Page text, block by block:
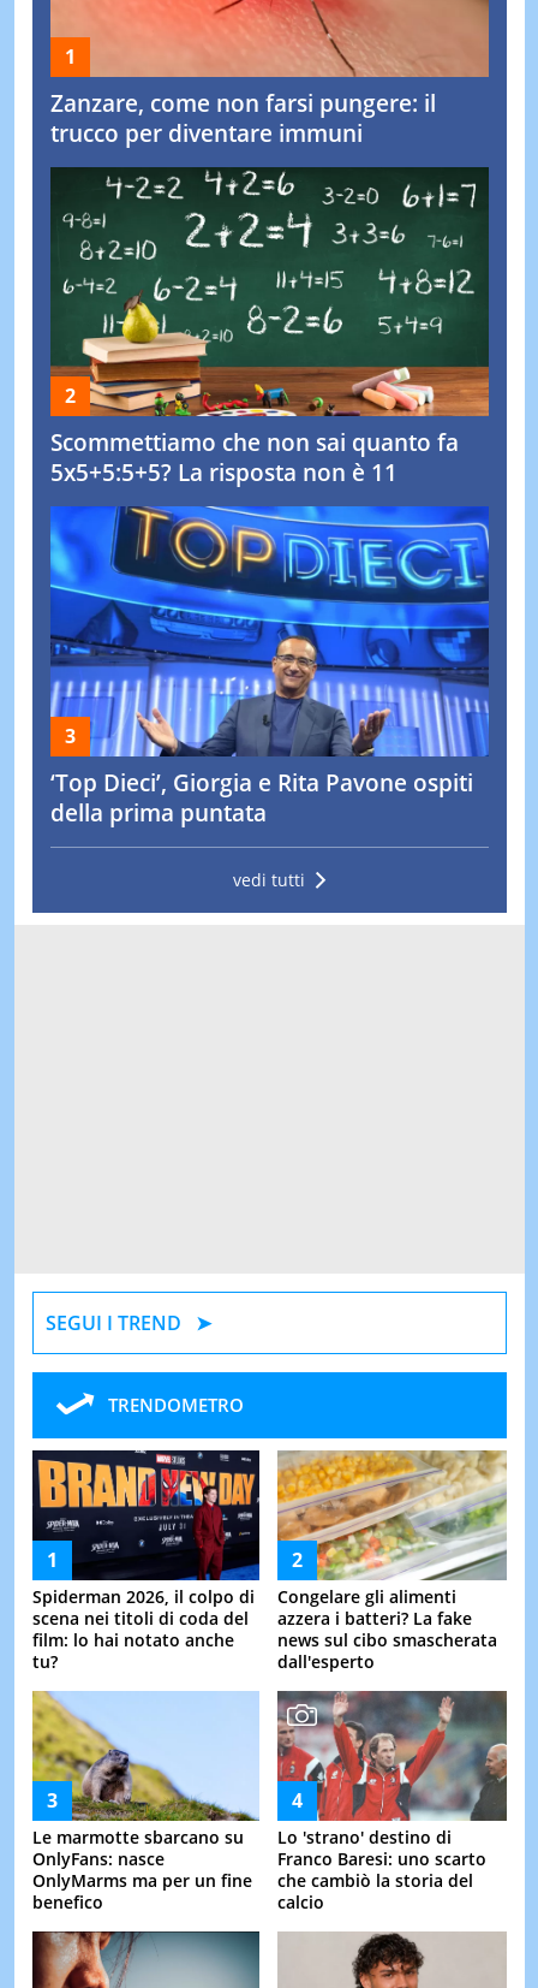
Zanzare, come non farsi pungere: il
trucco per diventare immuni
Scommettiamo che non sai quanto fa
5x5+5:5+5? La risposta non è 11
‘Top Dieci’, Giorgia e Rita Pavone ospiti
della prima puntata
vedi tutti
SEGUI I TREND
TRENDOMETRO
Spiderman 2026, il colpo di
scena nei titoli di coda del
film: lo hai notato anche
tu?
Congelare gli alimenti
azzera i batteri? La fake
news sul cibo smascherata
dall'esperto
Le marmotte sbarcano su
OnlyFans: nasce
OnlyMarms ma per un fine
benefico
Lo 'strano' destino di
Franco Baresi: uno scarto
che cambiò la storia del
calcio